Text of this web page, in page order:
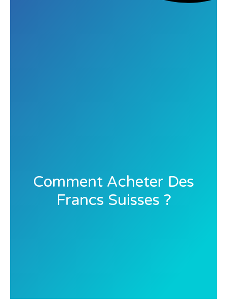
Comment Acheter Des
Francs Suisses ?